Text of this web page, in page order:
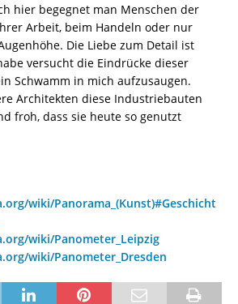
hier begegnet man Menschen der
Arbeit, beim Handeln oder nur
Die Liebe zum Detail ist
versucht die Eindrücke dieser
Schwamm in mich aufzusaugen.
Architekten diese Industriebauten
froh, dass sie heute so genutzt
wiki/Panorama_(Kunst)#Geschicht
wiki/Panometer_Leipzig
wiki/Panometer_Dresden